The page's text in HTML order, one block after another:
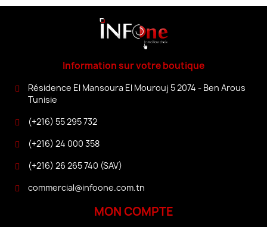
Information sur votre boutique
Résidence El Mansoura El Mourouj 5 2074 - Ben Arous
Tunisie
(+216) 55 295 732
(+216) 24 000 358
(+216) 26 265 740 (SAV)
commercial@infoone.com.tn
MON COMPTE